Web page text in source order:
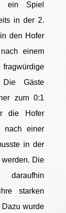
ein Spiel
in der 2.
den Hofer
einem
Die Gäste
zum 0:1
die Hofer
nach einer
in der
werden. Die
daraufhin
starken
wurde